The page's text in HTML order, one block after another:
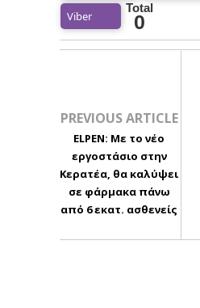
Viber
Total
0
PREVIOUS ARTICLE
ELPEN: Με το νέο
εργοστάσιο στην
Κερατέα, θα καλύψει
σε φάρμακα πάνω
από 6 εκατ. ασθενείς